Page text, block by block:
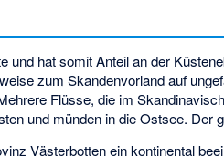
und hat somit Anteil an der
zum Skandenvorland auf
Flüsse, die im
und münden in die Ostsee. Der
Västerbotten ein kontinental